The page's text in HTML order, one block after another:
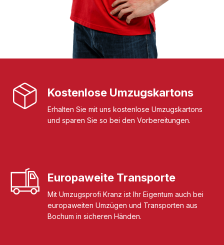
Kostenlose Umzugskartons
Erhalten Sie mit uns kostenlose Umzugskartons
und sparen Sie so bei den Vorbereitungen.
Europaweite Transporte
Mit Umzugsprofi Kranz ist Ihr Eigentum auch bei
europaweiten Umzügen und Transporten aus
Bochum in sicheren Händen.